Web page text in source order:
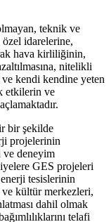
teknik ve
idarelerine,
hava kirliliğinin,
nitelikli
ve kendi kendine yeten
etkilerin ve
bir şekilde
projelerinin
ve deneyim
GES projeleri
tesislerinin
kültür merkezleri,
dahil olmak
telafi